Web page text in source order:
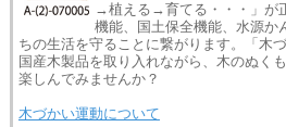
→植える→育てる・・・」が
機能、国土保全機能、水源か
ちの生活を守ることに繋がります。「木
国産木製品を取り入れながら、木のぬく
楽しんでみませんか？
木づかい運動について